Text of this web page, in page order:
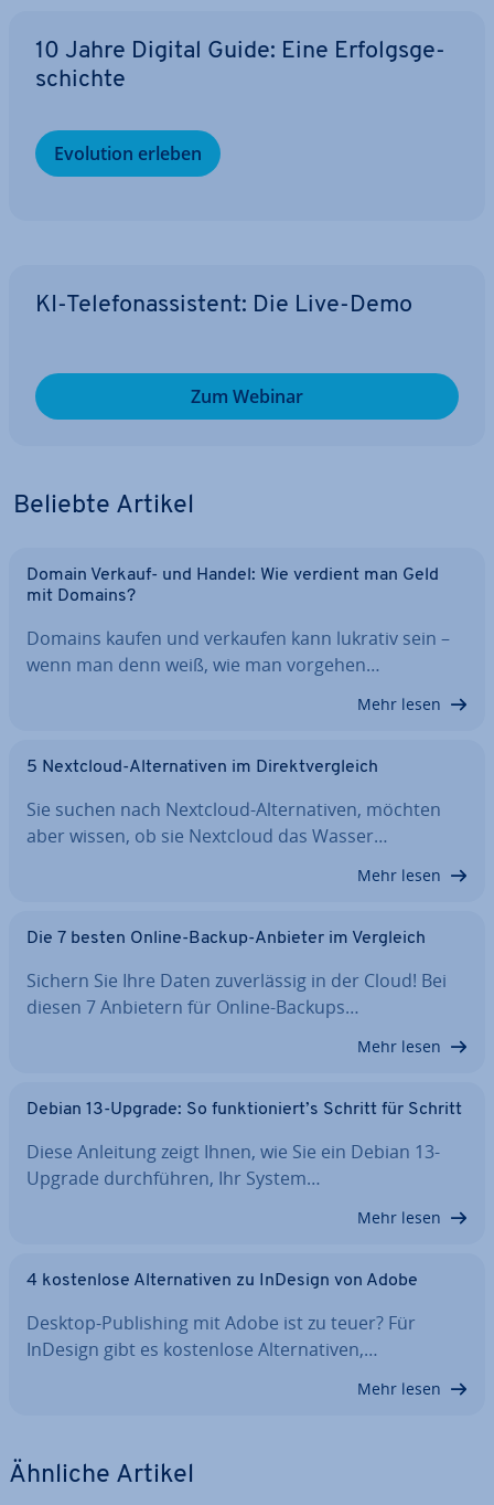
10 Jahre Digital Guide: Eine Er­folgs­ge­
schich­te
Evolution erleben
KI-Te­le­fon­as­sis­tent: Die Live-Demo
Zum Webinar
Beliebte Artikel
Domain Verkauf- und Handel: Wie verdient man Geld
mit Domains?
Domains kaufen und verkaufen kann lukrativ sein –
wenn man denn weiß, wie man vorgehen…
Mehr lesen
5 Nextcloud-Al­ter­na­ti­ven im Di­rekt­ver­gleich
Sie suchen nach Nextcloud-Al­ter­na­ti­ven, möchten
aber wissen, ob sie Nextcloud das Wasser…
Mehr lesen
Die 7 besten Online-Backup-Anbieter im Vergleich
Sichern Sie Ihre Daten zu­ver­läs­sig in der Cloud! Bei
diesen 7 Anbietern für Online-Backups…
Mehr lesen
Debian 13-Upgrade: So funk­tio­niert’s Schritt für Schritt
Diese Anleitung zeigt Ihnen, wie Sie ein Debian 13-
Upgrade durch­füh­ren, Ihr System…
Mehr lesen
4 kos­ten­lo­se Al­ter­na­ti­ven zu InDesign von Adobe
Desktop-Pu­bli­shing mit Adobe ist zu teuer? Für
InDesign gibt es kos­ten­lo­se Al­ter­na­ti­ven,…
Mehr lesen
Ähnliche Artikel